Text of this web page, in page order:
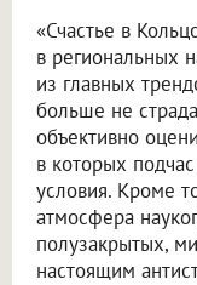
«Счастье в
в региональных
из главных
больше не
объективно
в которых
условия. Кроме
атмосфера
полузакрытых,
настоящим